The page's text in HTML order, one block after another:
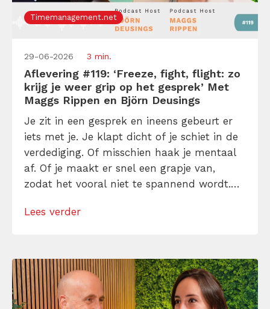
Timemanagement.net
29-06-2026 3 min.
Aflevering #119: ‘Freeze, fight, flight: zo
krijg je weer grip op het gesprek’ Met
Maggs Rippen en Björn Deusings
Je zit in een gesprek en ineens gebeurt er
iets met je. Je klapt dicht of je schiet in de
verdediging. Of misschien haak je mentaal
af. Of je maakt er snel een grapje van,
zodat het vooral niet te spannend wordt.
midden in een freeze, fight of flight reactie.
Lees verder